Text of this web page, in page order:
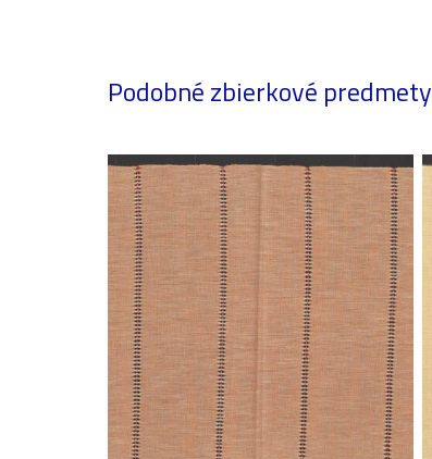
Podobné zbierkové predmety